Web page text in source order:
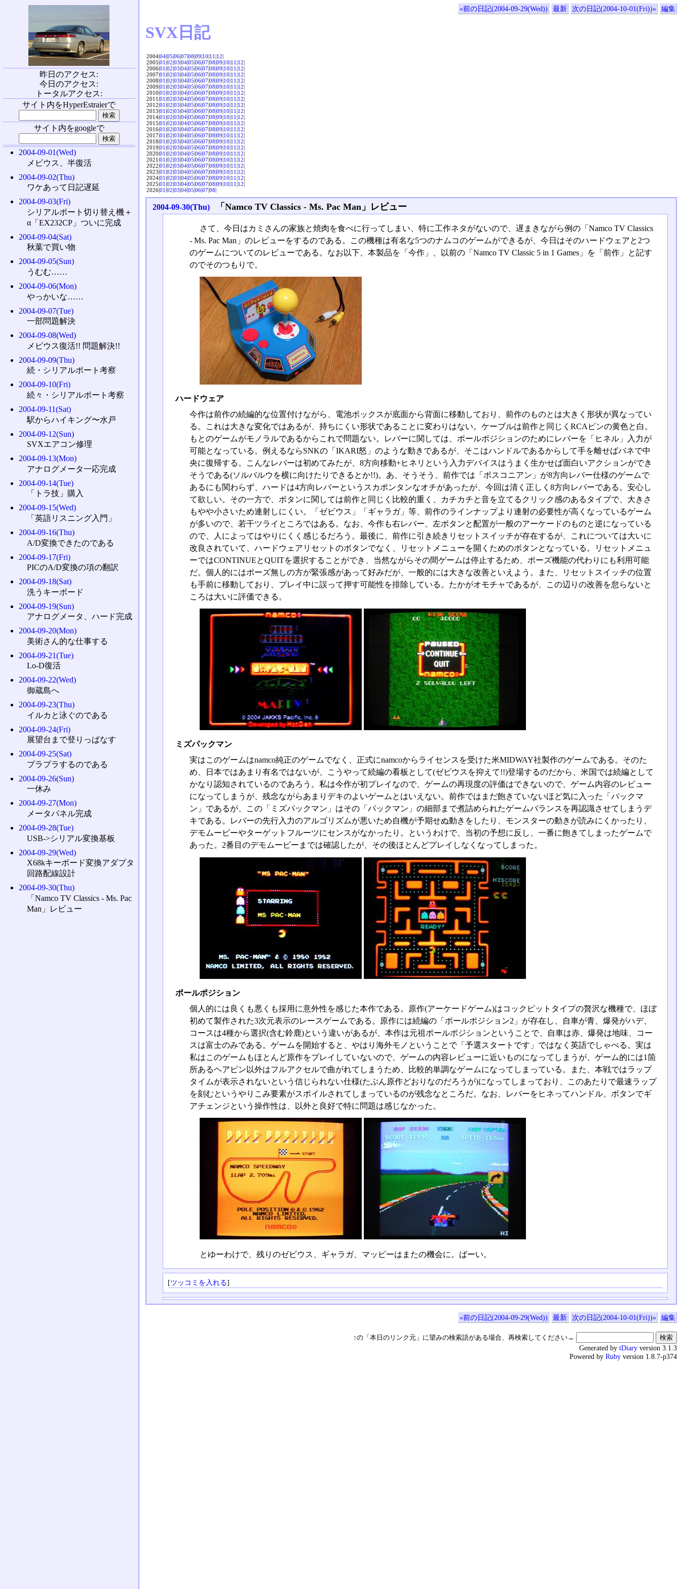
«前の日記(2004-09-29(Wed)) 最新 次の日記(2004-10-01(Fri))» 編集
SVX日記
2004|04|05|06|07|08|09|10|11|12|
2005|01|02|03|04|05|06|07|08|09|10|11|12|
2006|01|02|03|04|05|06|07|08|09|10|11|12|
2007|01|02|03|04|05|06|07|08|09|10|11|12|
2008|01|02|03|04|05|06|07|08|09|10|11|12|
2009|01|02|03|04|05|06|07|08|09|10|11|12|
2010|01|02|03|04|05|06|07|08|09|10|11|12|
2011|01|02|03|04|05|06|07|08|09|10|11|12|
2012|01|02|03|04|05|06|07|08|09|10|11|12|
2013|01|02|03|04|05|06|07|08|09|10|11|12|
2014|01|02|03|04|05|06|07|08|09|10|11|12|
2015|01|02|03|04|05|06|07|08|09|10|11|12|
2016|01|02|03|04|05|06|07|08|09|10|11|12|
2017|01|02|03|04|05|06|07|08|09|10|11|12|
2018|01|02|03|04|05|06|07|08|09|10|11|12|
2019|01|02|03|04|05|06|07|08|09|10|11|12|
2020|01|02|03|04|05|06|07|08|09|10|11|12|
2021|01|02|03|04|05|06|07|08|09|10|11|12|
2022|01|02|03|04|05|06|07|08|09|10|11|12|
2023|01|02|03|04|05|06|07|08|09|10|11|12|
2024|01|02|03|04|05|06|07|08|09|10|11|12|
2025|01|02|03|04|05|06|07|08|09|10|11|12|
2026|01|02|03|04|05|06|07|08|
2004-09-30(Thu) 「Namco TV Classics - Ms. Pac Man」レビュー
さて、今日はカミさんの家族と焼肉を食べに行ってしまい、特に工作ネタがないので、遅まきながら例の「Namco TV Classics
- Ms. Pac Man」のレビューをするのである。この機種は有名な5つのナムコのゲームができるが、今日はそのハードウェアと2つ
のゲームについてのレビューである。なお以下、本製品を「今作」、以前の「Namco TV Classic 5 in 1 Games」を「前作」と記す
のでそのつもりで。
ハードウェア
今作は前作の続編的な位置付けながら、電池ボックスが底面から背面に移動しており、前作のものとは大きく形状が異なってい
る。これは大きな変化ではあるが、持ちにくい形状であることに変わりはない。ケーブルは前作と同じくRCAピンの黄色と白。
もとのゲームがモノラルであるからこれで問題ない。レバーに関しては、ポールポジションのためにレバーを「ヒネル」入力が
可能となっている。例えるならSNKの「IKARI怒」のような動きであるが、そこはハンドルであるからして手を離せばバネで中
央に復帰する。こんなレバーは初めてみたが、8方向移動+ヒネリという入力デバイスはうまく生かせば面白いアクションができ
そうである(ソルバルウを横に向けたりできるとか!!)。あ、そうそう、前作では「ボスコニアン」が8方向レバー仕様のゲームで
あるにも関わらず、ハードは4方向レバーというスカポンタンなオチがあったが、今回は清く正しく8方向レバーである。安心し
て欲しい。その一方で、ボタンに関しては前作と同じく比較的重く、カチカチと音を立てるクリック感のあるタイプで、大きさ
もやや小さいため連射しにくい。「ゼビウス」「ギャラガ」等、前作のラインナップより連射の必要性が高くなっているゲーム
が多いので、若干ツライところではある。なお、今作も右レバー、左ボタンと配置が一般のアーケードのものと逆になっている
ので、人によってはやりにくく感じるだろう。最後に、前作に引き続きリセットスイッチが存在するが、これについては大いに
改良されていて、ハードウェアリセットのボタンでなく、リセットメニューを開くためのボタンとなっている。リセットメニュ
ーではCONTINUEとQUITを選択することができ、当然ながらその間ゲームは停止するため、ポーズ機能の代わりにも利用可能
だ。個人的にはポーズ無しの方が緊張感があって好みだが、一般的には大きな改善といえよう。また、リセットスイッチの位置
も手前に移動しており、プレイ中に誤って押す可能性を排除している。たかがオモチャであるが、この辺りの改善を怠らないと
ころは大いに評価できる。
ミズパックマン
実はこのゲームはnamco純正のゲームでなく、正式にnamcoからライセンスを受けた米MIDWAY社製作のゲームである。そのた
め、日本ではあまり有名ではないが、こうやって続編の看板として(ゼビウスを抑えて!!)登場するのだから、米国では続編として
かなり認知されているのであろう。私は今作が初プレイなので、ゲームの再現度の評価はできないので、ゲーム内容のレビュー
になってしまうが、残念ながらあまりデキのよいゲームとはいえない。前作ではまだ飽きていないほど気に入った「パックマ
ン」であるが、この「ミズパックマン」はその「パックマン」の細部まで煮詰められたゲームバランスを再認識させてしまうデ
キである。レバーの先行入力のアルゴリズムが悪いため自機が予期せぬ動きをしたり、モンスターの動きが読みにくかったり、
デモムービーやターゲットフルーツにセンスがなかったり。というわけで、当初の予想に反し、一番に飽きてしまったゲームで
あった。2番目のデモムービーまでは確認したが、その後ほとんどプレイしなくなってしまった。
ポールポジション
個人的には良くも悪くも採用に意外性を感じた本作である。原作(アーケードゲーム)はコックピットタイプの贅沢な機種で、ほぼ
初めて製作された3次元表示のレースゲームである。原作には続編の「ポールポジション2」が存在し、自車が青、爆発がハデ、
コースは4種から選択(含む鈴鹿)という違いがあるが、本作は元祖ポールポジションということで、自車は赤、爆発は地味、コー
スは富士のみである。ゲームを開始すると、やはり海外モノということで「予選スタートです」ではなく英語でしゃべる。実は
私はこのゲームもほとんど原作をプレイしていないので、ゲームの内容レビューに近いものになってしまうが、ゲーム的には1箇
所あるヘアピン以外はフルアクセルで曲がれてしまうため、比較的単調なゲームになってしまっている。また、本戦ではラップ
タイムが表示されないという信じられない仕様(たぶん原作どおりなのだろうが)になってしまっており、このあたりで最速ラップ
を刻むというやりこみ要素がスポイルされてしまっているのが残念なところだ。なお、レバーをヒネってハンドル、ボタンでギ
アチェンジという操作性は、以外と良好で特に問題は感じなかった。
とゆーわけで、残りのゼビウス、ギャラガ、マッピーはまたの機会に。ばーい。
[ツッコミを入れる]
«前の日記(2004-09-29(Wed)) 最新 次の日記(2004-10-01(Fri))» 編集
↑の「本日のリンク元」に望みの検索語がある場合、再検索してください→
昨日のアクセス:
今日のアクセス:
トータルアクセス:
サイト内をHyperEstraierで
サイト内をgoogleで
2004-09-01(Wed)
メビウス、半復活
2004-09-02(Thu)
ワケあって日記遅延
2004-09-03(Fri)
シリアルポート切り替え機＋
α「EX232CP」ついに完成
2004-09-04(Sat)
秋葉で買い物
2004-09-05(Sun)
うむむ……
2004-09-06(Mon)
やっかいな……
2004-09-07(Tue)
一部問題解決
2004-09-08(Wed)
メビウス復活!! 問題解決!!
2004-09-09(Thu)
続・シリアルポート考察
2004-09-10(Fri)
続々・シリアルポート考察
2004-09-11(Sat)
駅からハイキング〜水戸
2004-09-12(Sun)
SVXエアコン修理
2004-09-13(Mon)
アナログメータ一応完成
2004-09-14(Tue)
「トラ技」購入
2004-09-15(Wed)
「英語リスニング入門」
2004-09-16(Thu)
A/D変換できたのである
2004-09-17(Fri)
PICのA/D変換の項の翻訳
2004-09-18(Sat)
洗うキーボード
2004-09-19(Sun)
アナログメータ、ハード完成
2004-09-20(Mon)
美術さん的な仕事する
2004-09-21(Tue)
Lo-D復活
2004-09-22(Wed)
御蔵島へ
2004-09-23(Thu)
イルカと泳ぐのである
2004-09-24(Fri)
展望台まで登りっぱなす
2004-09-25(Sat)
プラプラするのである
2004-09-26(Sun)
一休み
2004-09-27(Mon)
メータパネル完成
2004-09-28(Tue)
USB->シリアル変換基板
2004-09-29(Wed)
X68kキーボード変換アダプタ
回路配線設計
2004-09-30(Thu)
「Namco TV Classics - Ms. Pac
Man」レビュー
Generated by tDiary version 3.1.3
Powered by Ruby version 1.8.7-p374